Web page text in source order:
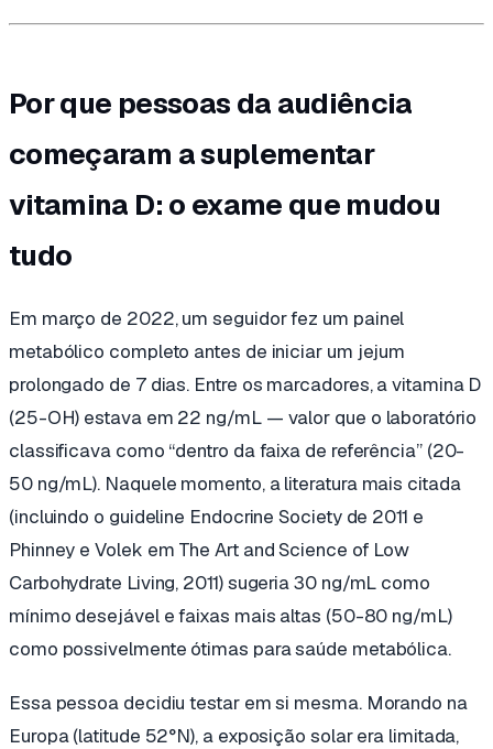
Por que pessoas da audiência
começaram a suplementar
vitamina D: o exame que mudou
tudo
Em março de 2022, um seguidor fez um painel
metabólico completo antes de iniciar um jejum
prolongado de 7 dias. Entre os marcadores, a vitamina D
(25-OH) estava em 22 ng/mL — valor que o laboratório
classificava como “dentro da faixa de referência” (20-
50 ng/mL). Naquele momento, a literatura mais citada
(incluindo o guideline Endocrine Society de 2011 e
Phinney e Volek em The Art and Science of Low
Carbohydrate Living, 2011) sugeria 30 ng/mL como
mínimo desejável e faixas mais altas (50-80 ng/mL)
como possivelmente ótimas para saúde metabólica.
Essa pessoa decidiu testar em si mesma. Morando na
Europa (latitude 52°N), a exposição solar era limitada,